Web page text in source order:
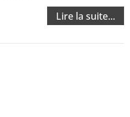
Lire la suite...